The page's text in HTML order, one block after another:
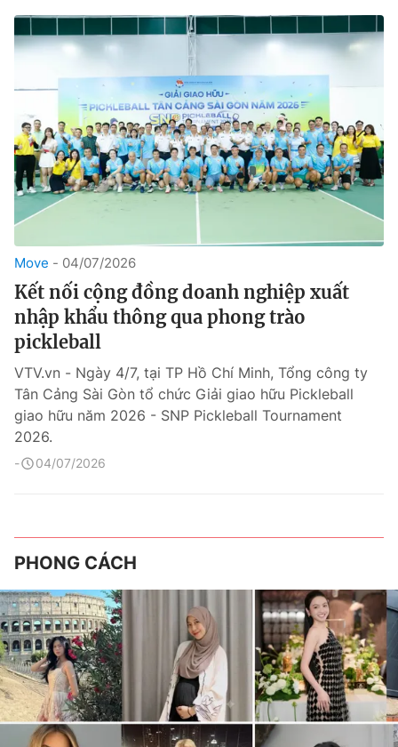
Move 04/07/2026
Kết nối cộng đồng doanh nghiệp xuất
nhập khẩu thông qua phong trào
pickleball
VTV.vn - Ngày 4/7, tại TP Hồ Chí Minh, Tổng công ty
Tân Cảng Sài Gòn tổ chức Giải giao hữu Pickleball
giao hữu năm 2026 - SNP Pickleball Tournament
2026.
04/07/2026
PHONG CÁCH